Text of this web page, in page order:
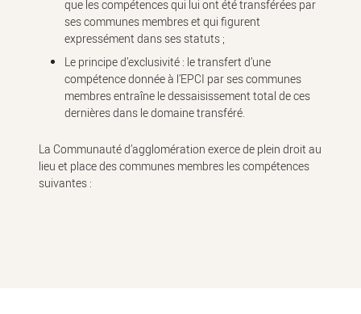
que les compétences qui lui ont été transférées par
ses communes membres et qui figurent
expressément dans ses statuts ;
Le principe d’exclusivité : le transfert d’une
compétence donnée à l’EPCI par ses communes
membres entraîne le dessaisissement total de ces
dernières dans le domaine transféré.
La Communauté d’agglomération exerce de plein droit au
lieu et place des communes membres les compétences
suivantes :